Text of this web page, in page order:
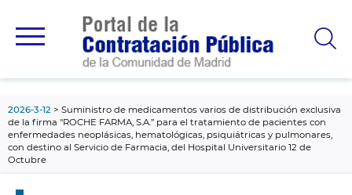
principal
2026-3-12
Suministro de medicamentos varios de distribución exclusiva
de la firma "ROCHE FARMA, S.A.” para el tratamiento de pacientes con
enfermedades neoplásicas, hematológicas, psiquiátricas y pulmonares,
con destino al Servicio de Farmacia, del Hospital Universitario 12 de
Octubre